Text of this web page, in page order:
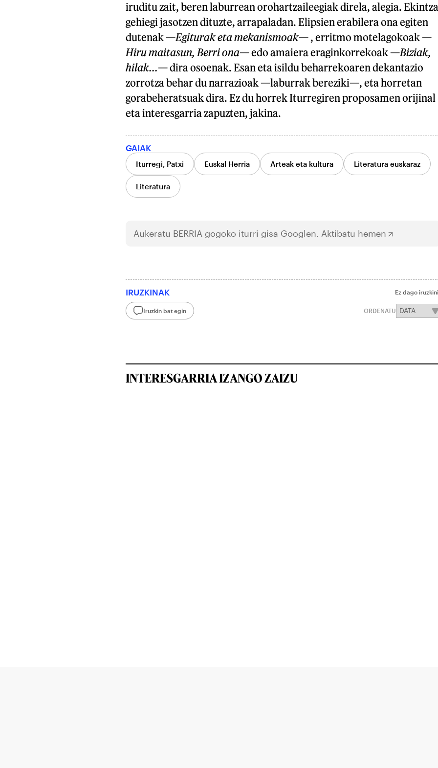
iruditu zait, beren laburrean orohartzaileegiak direla, alegia. Ekintza
gehiegi jasotzen dituzte, arrapaladan. Elipsien erabilera ona egiten
dutenak —Egiturak eta mekanismoak— , erritmo motelagokoak —
Hiru maitasun, Berri ona— edo amaiera eraginkorrekoak —Biziak,
hilak...— dira osoenak. Esan eta isildu beharrekoaren dekantazio
zorrotza behar du narrazioak —laburrak bereziki—, eta horretan
gorabeheratsuak dira. Ez du horrek Iturregiren proposamen orijinal
eta interesgarria zapuzten, jakina.
GAIAK
Iturregi, Patxi Euskal Herria Arteak eta kultura Literatura euskaraz
Literatura
Aukeratu BERRIA gogoko iturri gisa Googlen. Aktibatu hemen
IRUZKINAK Ez dago
Iruzkin bat egin ORDENATU
INTERESGARRIA IZANGO ZAIZU